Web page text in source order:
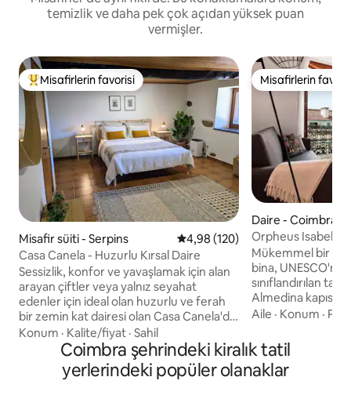
temizlik ve daha pek çok açıdan yüksek puan
vermişler.
Misafirlerin favorilerinden en beğenilenler arasında
Misafirlerin favorisi
Misafir süiti - Serpins 5 üzerinden ortalama 4,98
4,98 (120)
Casa Canela - Huzurlu Kırsal Daire
Sessizlik, konfor ve yavaşlamak için alan
arayan çiftler veya yalnız seyahat
edenler için ideal olan huzurlu ve ferah
bir zemin kat dairesi olan Casa Canela'da
Portekiz kırsalına kaçın. Doğayla çevrili ve
Coimbra'ya arabayla kısa mesafede,
dinlenmek, yürüyüş yapmak ve
Portekiz'in merkezini keşfetmek için
Konum · Kalite/fiyat · Sahil
Misafirlerin
Misafirlerin
Daire - Coimbra
Orpheus Isabel
Mükemmel bir
bina,
sınıflandırılan
Almedina
bir binada
1 yatak odası,
makinesi bulunan
toplantı veya
Aile · Konum ·
Coimbra şehrindeki kiralık tatil
yerlerindeki popüler olanaklar